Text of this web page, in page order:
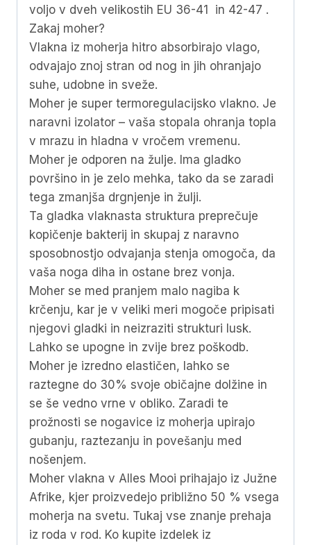
voljo v dveh velikostih EU 36-41 in 42-47 .
Zakaj moher?
Vlakna iz moherja hitro absorbirajo vlago,
odvajajo znoj stran od nog in jih ohranjajo
suhe, udobne in sveže.
Moher je super termoregulacijsko vlakno. Je
naravni izolator – vaša stopala ohranja topla
v mrazu in hladna v vročem vremenu.
Moher je odporen na žulje. Ima gladko
površino in je zelo mehka, tako da se zaradi
tega zmanjša drgnjenje in žulji.
Ta gladka vlaknasta struktura preprečuje
kopičenje bakterij in skupaj z naravno
sposobnostjo odvajanja stenja omogoča, da
vaša noga diha in ostane brez vonja.
Moher se med pranjem malo nagiba k
krčenju, kar je v veliki meri mogoče pripisati
njegovi gladki in neizraziti strukturi lusk.
Lahko se upogne in zvije brez poškodb.
Moher je izredno elastičen, lahko se
raztegne do 30% svoje običajne dolžine in
se še vedno vrne v obliko. Zaradi te
prožnosti se nogavice iz moherja upirajo
gubanju, raztezanju in povešanju med
nošenjem.
Moher vlakna v Alles Mooi prihajajo iz Južne
Afrike, kjer proizvedejo približno 50 % vsega
moherja na svetu. Tukaj vse znanje prehaja
iz roda v rod. Ko kupite izdelek iz